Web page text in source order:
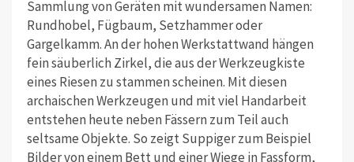
Sammlung von Geräten mit wundersamen Namen:
Rundhobel, Fügbaum, Setzhammer oder
Gargelkamm. An der hohen Werkstattwand hängen
fein säuberlich Zirkel, die aus der Werkzeugkiste
eines Riesen zu stammen scheinen. Mit diesen
archaischen Werkzeugen und mit viel Handarbeit
entstehen heute neben Fässern zum Teil auch
seltsame Objekte. So zeigt Suppiger zum Beispiel
Bilder von einem Bett und einer Wiege in Fassform,